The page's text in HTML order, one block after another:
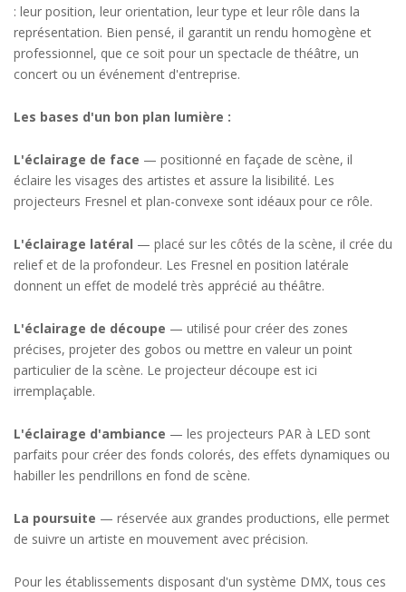
: leur position, leur orientation, leur type et leur rôle dans la
représentation. Bien pensé, il garantit un rendu homogène et
professionnel, que ce soit pour un spectacle de théâtre, un
concert ou un événement d'entreprise.
Les bases d'un bon plan lumière :
L'éclairage de face — positionné en façade de scène, il
éclaire les visages des artistes et assure la lisibilité. Les
projecteurs Fresnel et plan-convexe sont idéaux pour ce rôle.
L'éclairage latéral — placé sur les côtés de la scène, il crée du
relief et de la profondeur. Les Fresnel en position latérale
donnent un effet de modelé très apprécié au théâtre.
L'éclairage de découpe — utilisé pour créer des zones
précises, projeter des gobos ou mettre en valeur un point
particulier de la scène. Le projecteur découpe est ici
irremplaçable.
L'éclairage d'ambiance — les projecteurs PAR à LED sont
parfaits pour créer des fonds colorés, des effets dynamiques ou
habiller les pendrillons en fond de scène.
La poursuite — réservée aux grandes productions, elle permet
de suivre un artiste en mouvement avec précision.
Pour les établissements disposant d'un système DMX, tous ces